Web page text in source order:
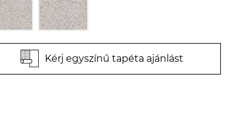
Kérj egyszínű tapéta ajánlást